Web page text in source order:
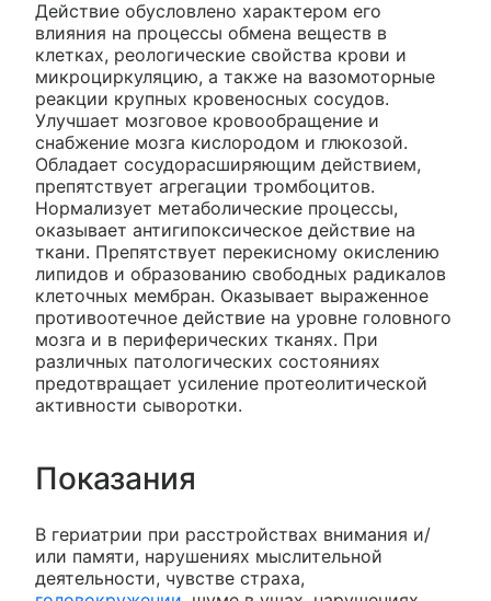
Действие обусловлено характером его
влияния на процессы обмена веществ в
клетках, реологические свойства крови и
микроциркуляцию, а также на вазомоторные
реакции крупных кровеносных сосудов.
Улучшает мозговое кровообращение и
снабжение мозга кислородом и глюкозой.
Обладает сосудорасширяющим действием,
препятствует агрегации тромбоцитов.
Нормализует метаболические процессы,
оказывает антигипоксическое действие на
ткани. Препятствует перекисному окислению
липидов и образованию свободных радикалов
клеточных мембран. Оказывает выраженное
противоотечное действие на уровне головного
мозга и в периферических тканях. При
различных патологических состояниях
предотвращает усиление протеолитической
активности сыворотки.
Показания
В гериатрии при расстройствах внимания и/
или памяти, нарушениях мыслительной
деятельности, чувстве страха,